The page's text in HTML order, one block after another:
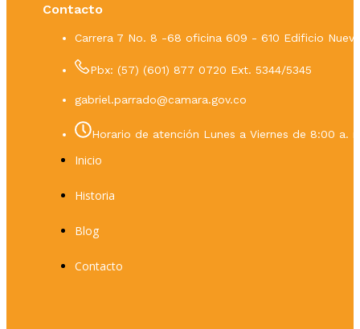
Contacto
Carrera 7 No. 8 -68 oficina 609 - 610 Edificio
Pbx: (57) (601) 877 0720 Ext. 5344/5345
gabriel.parrado@camara.gov.co
Horario de atención Lunes a Viernes de 8:00 a.
Inicio
Historia
Blog
Contacto